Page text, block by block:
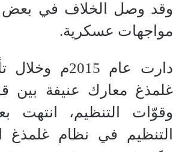
وقد وصل الخلاف في بعض
مواجهات عسكرية.
دارت عام
غلمذغ معارك عنيفة بين
وقوّات التنظيم، انتهت
التنظيم في نظام غلمذغ